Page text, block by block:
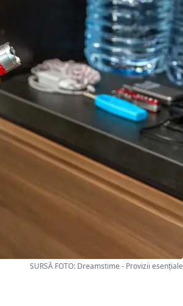
SURSĂ FOTO: Dreamstime - Provizii esențiale